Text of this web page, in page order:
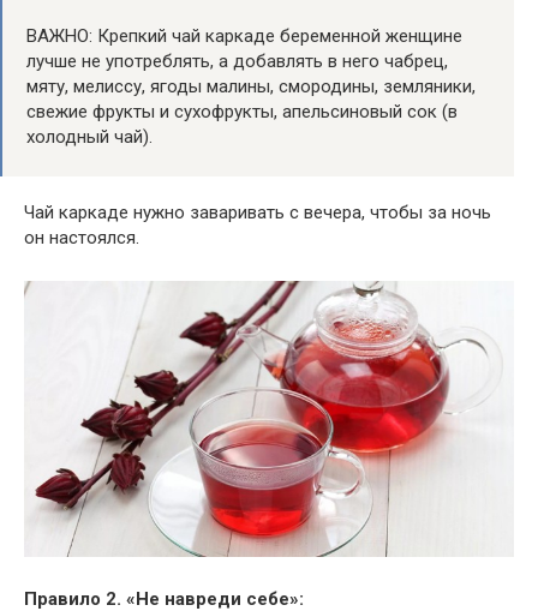
ВАЖНО: Крепкий чай каркаде беременной женщине
лучше не употреблять, а добавлять в него чабрец,
мяту, мелиссу, ягоды малины, смородины, земляники,
свежие фрукты и сухофрукты, апельсиновый сок (в
холодный чай).
Чай каркаде нужно заваривать с вечера, чтобы за ночь
он настоялся.
Правило 2. «Не навреди себе»: